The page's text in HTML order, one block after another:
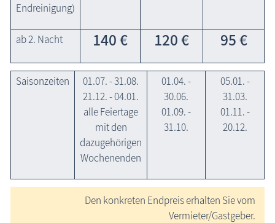
Endreinigung)
ab 2. Nacht 140 € 120 € 95 €
Saisonzeiten
01.07. - 31.08.
21.12. - 04.01.
alle Feiertage
mit den
dazugehörigen
Wochenenden
01.04. -
30.06.
01.09. -
31.10.
05.01. -
31.03.
01.11. -
20.12.
Den konkreten Endpreis erhalten Sie vom
Vermieter/Gastgeber.